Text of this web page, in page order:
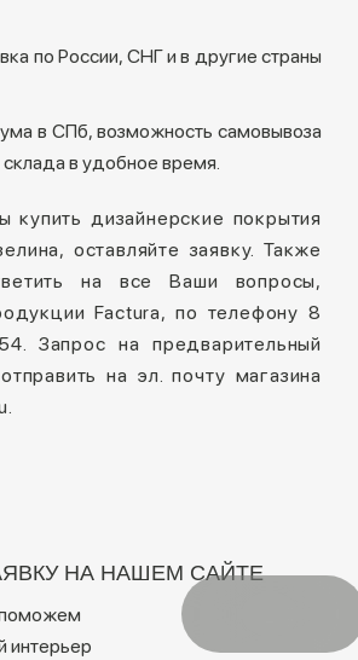
по России, СНГ и в другие страны
в СПб, возможность самовывоза
в удобное время.
купить дизайнерские покрытия
оставляйте заявку. Также
на все Ваши вопросы,
Factura, по телефону 8
Запрос на предварительный
на эл. почту магазина
НА НАШЕМ САЙТЕ
интерьер